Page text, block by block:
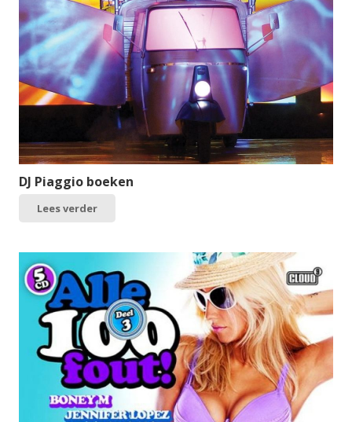
DJ Piaggio boeken
Lees verder